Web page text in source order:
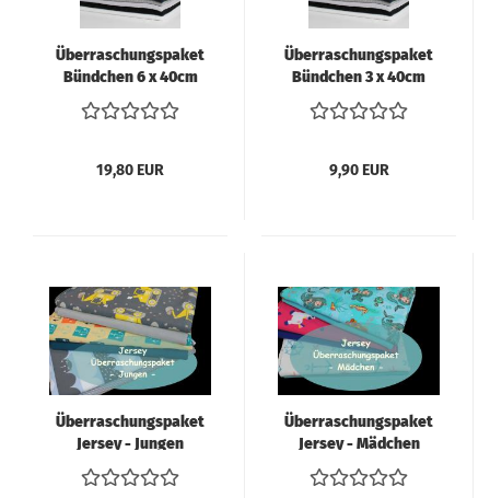
Überraschungspaket
Bündchen 6 x 40cm
19,80 EUR
Überraschungspaket
Bündchen 3 x 40cm
9,90 EUR
Überraschungspaket
Jersey - Jungen
Stoffhöhe = 100cm
Überraschungspaket
Jersey - Mädchen
Stoffhöhe = 100cm